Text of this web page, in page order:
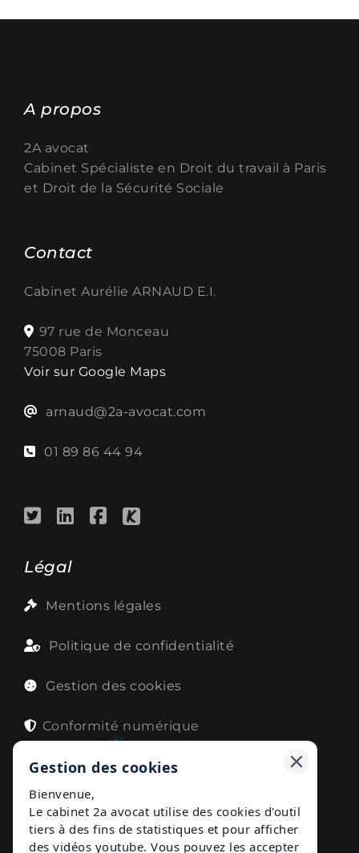
A propos
2A avocat
Cabinet Spécialiste en Droit du travail à Paris
et Droit de la Sécurité Sociale
Contact
Cabinet Aurélie ARNAUD E.I.
97 rue de Monceau
75008 Paris
Voir sur Google Maps
arnaud@2a-avocat.com
01 89 86 44 94
Légal
Mentions légales
Politique de confidentialité
Gestion des cookies
Conformité numérique
Publications
Gestion des cookies
Bienvenue,
Le cabinet 2a avocat utilise des cookies d'outil
tiers à des fins de statistiques et pour afficher
des vidéos youtube. Vous pouvez les accepter